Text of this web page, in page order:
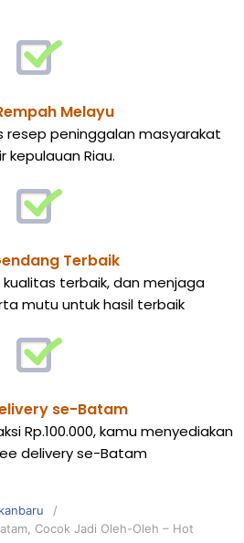
Melayu
resep peninggalan masyarakat
kepulauan Riau.
Terbaik
kualitas terbaik, dan menjaga
mutu untuk hasil terbaik
se-Batam
Rp.100.000, kamu menyediakan
delivery se-Batam
Cocok Jadi Oleh-Oleh – Hot